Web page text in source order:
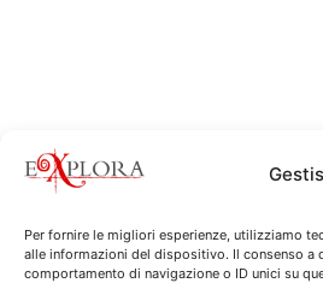
Per fornire le migliori esperienze, utilizziamo
alle informazioni del dispositivo. Il consenso a
comportamento di navigazione o ID unici su